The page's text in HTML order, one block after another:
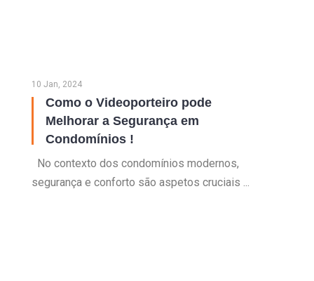
10 Jan, 2024
Como o Videoporteiro pode
Melhorar a Segurança em
Condomínios !
No contexto dos condomínios modernos,
segurança e conforto são aspetos cruciais ...